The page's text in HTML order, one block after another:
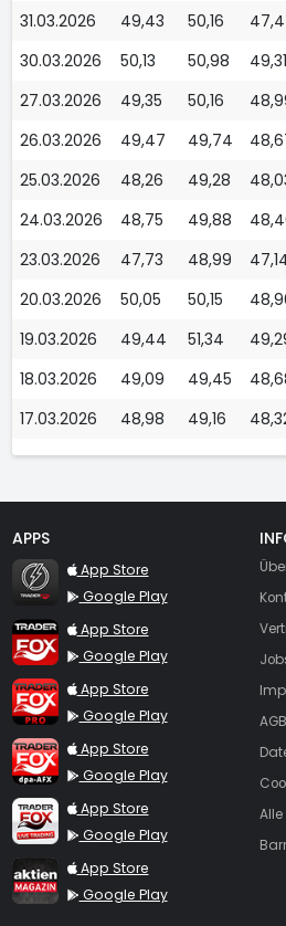
31.03.2026
49,43 50,16
30.03.2026
50,13 50,98 49,31
27.03.2026
49,35 50,16
26.03.2026
49,47 49,74
25.03.2026
48,26 49,28
24.03.2026
48,75 49,88
23.03.2026
47,73 48,99
20.03.2026
50,05 50,15
19.03.2026
49,44 51,34
18.03.2026
49,09 49,45
17.03.2026
48,98 49,16
APPS
TraderFox Flash
App Store
Google Play
TraderFox App
App Store
Google Play
TraderFox Pro
App Store
Google Play
TraderFox dpa-AFX ProFeed
App Store
Google Play
TraderFox Live Trading
App Store
Google Play
TraderFox aktien Magazin
App Store
Google Play
AGB
Alle